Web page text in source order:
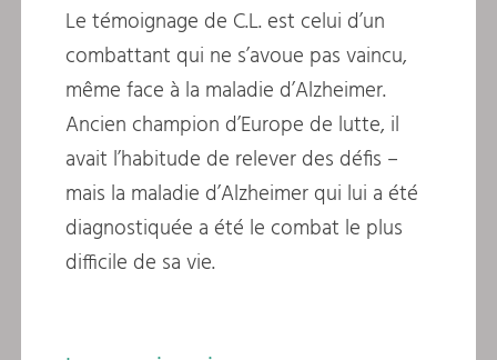
Le témoignage de C.L. est celui d’un
combattant qui ne s’avoue pas vaincu,
même face à la maladie d’Alzheimer.
Ancien champion d’Europe de lutte, il
avait l’habitude de relever des défis –
mais la maladie d’Alzheimer qui lui a été
diagnostiquée a été le combat le plus
difficile de sa vie.